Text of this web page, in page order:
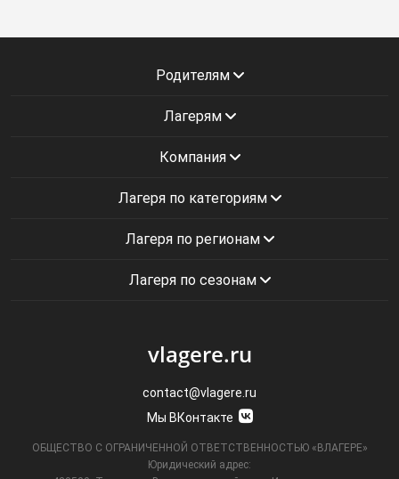
Родителям
Лагерям
Компания
Лагеря по категориям
Лагеря по регионам
Лагеря по сезонам
vlagere.ru
contact@vlagere.ru
Мы ВКонтакте
ОБЩЕСТВО С ОГРАНИЧЕННОЙ ОТВЕТСТВЕННОСТЬЮ «ВЛАГЕРЕ»
Юридический адрес: